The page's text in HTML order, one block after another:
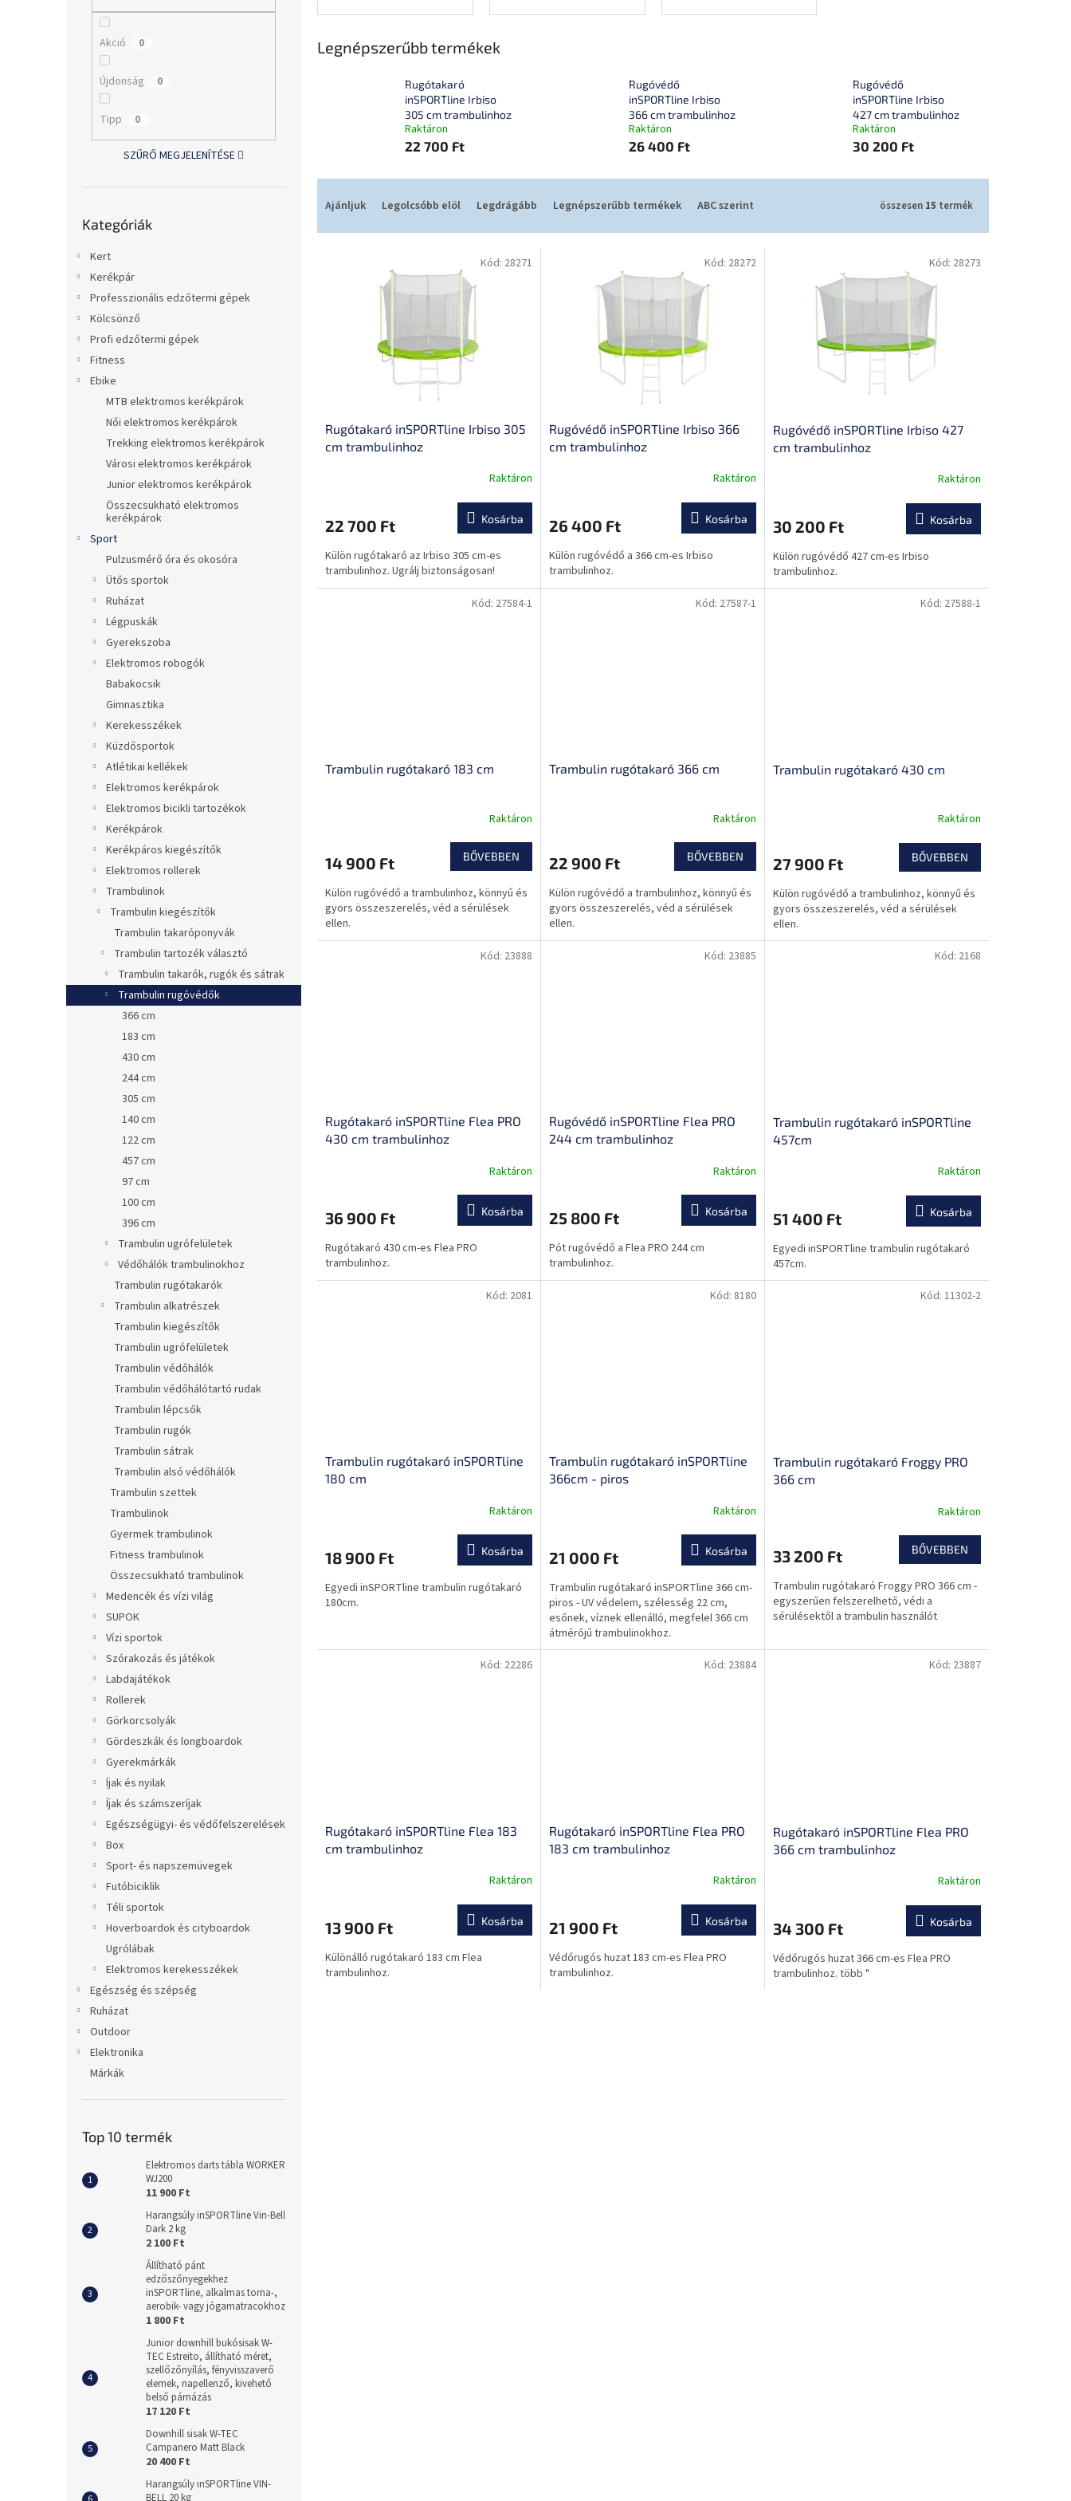
Akció 0
Újdonság 0
Tipp 0
SZŰRŐ MEGJELENÍTÉSE
átugrása
Kategóriák
Kert
Kerékpár
Professzionális edzőtermi gépek
Kölcsönző
Profi edzőtermi gépek
Fitness
Ebike
MTB elektromos kerékpárok
Női elektromos kerékpárok
Trekking elektromos kerékpárok
Városi elektromos kerékpárok
Junior elektromos kerékpárok
Összecsukható elektromos
kerékpárok
Sport
Pulzusmérő óra és okosóra
Ütős sportok
Ruházat
Légpuskák
Gyerekszoba
Elektromos robogók
Babakocsik
Gimnasztika
Kerekesszékek
Küzdősportok
Atlétikai kellékek
Elektromos kerékpárok
Elektromos bicikli tartozékok
Kerékpárok
Kerékpáros kiegészítők
Elektromos rollerek
Trambulinok
Trambulin kiegészítők
Trambulin takaróponyvák
Trambulin tartozék választó
Trambulin takarók, rugók és sátrak
Trambulin rugóvédők
366 cm
183 cm
430 cm
244 cm
305 cm
140 cm
122 cm
457 cm
97 cm
100 cm
396 cm
Trambulin ugrófelületek
Védőhálók trambulinokhoz
Trambulin rugótakarók
Trambulin alkatrészek
Trambulin kiegészítők
Trambulin ugrófelületek
Trambulin védőhálók
Trambulin védőhálótartó rudak
Trambulin lépcsők
Trambulin rugók
Trambulin sátrak
Trambulin alsó védőhálók
Trambulin szettek
Trambulinok
Gyermek trambulinok
Fitness trambulinok
Összecsukható trambulinok
Medencék és vízi világ
SUPOK
Vízi sportok
Szórakozás és játékok
Labdajátékok
Rollerek
Görkorcsolyák
Gördeszkák és longboardok
Gyerekmárkák
Íjak és nyilak
Íjak és számszeríjak
Egészségügyi- és védőfelszerelések
Box
Sport- és napszemüvegek
Futóbiciklik
Téli sportok
Hoverboardok és cityboardok
Ugrólábak
Elektromos kerekesszékek
Egészség és szépség
Ruházat
Outdoor
Elektronika
Márkák
Top 10 termék
Elektromos darts tábla WORKER
WJ200
11 900 Ft
Harangsúly inSPORTline Vin-Bell
Dark 2 kg
2 100 Ft
Állítható pánt
edzőszőnyegekhez
inSPORTline, alkalmas torna-,
aerobik- vagy jógamatracokhoz
1 800 Ft
Junior downhill bukósisak W-
TEC Estreito, állítható méret,
szellőzőnyílás, fényvisszaverő
elemek, napellenző, kivehető
belső párnázás
17 120 Ft
Downhill sisak W-TEC
Campanero Matt Black
20 400 Ft
Harangsúly inSPORTline VIN-
BELL 20 kg
Legnépszerűbb termékek
Rugótakaró
inSPORTline Irbiso
305 cm trambulinhoz
Raktáron
22 700 Ft
Rugóvédő
inSPORTline Irbiso
366 cm trambulinhoz
Raktáron
26 400 Ft
Rugóvédő
inSPORTline Irbiso
427 cm trambulinhoz
Raktáron
30 200 Ft
Ajánljuk Legolcsóbb elöl Legdrágább Legnépszerűbb termékek ABC szerint összesen 15 termék
Rugótakaró inSPORTline Irbiso 305
cm trambulinhoz
Raktáron
22 700 Ft Kosárba
Külön rugótakaró az Irbiso 305 cm-es
trambulinhoz. Ugrálj biztonságosan!
Kód: 28271
Rugóvédő inSPORTline Irbiso 366
cm trambulinhoz
Raktáron
26 400 Ft Kosárba
Külön rugóvédő a 366 cm-es Irbiso
trambulinhoz.
Kód: 28272
Rugóvédő inSPORTline Irbiso 427
cm trambulinhoz
Raktáron
30 200 Ft Kosárba
Külön rugóvédő 427 cm-es Irbiso
trambulinhoz.
Kód: 28273
Trambulin rugótakaró 183 cm
Raktáron
14 900 Ft BŐVEBBEN
Külön rugóvédő a trambulinhoz, könnyű és
gyors összeszerelés, véd a sérülések
ellen.
Kód: 27584-1
Trambulin rugótakaró 366 cm
Raktáron
22 900 Ft BŐVEBBEN
Külön rugóvédő a trambulinhoz, könnyű és
gyors összeszerelés, véd a sérülések
ellen.
Kód: 27587-1
Trambulin rugótakaró 430 cm
Raktáron
27 900 Ft BŐVEBBEN
Külön rugóvédő a trambulinhoz, könnyű és
gyors összeszerelés, véd a sérülések
ellen.
Kód: 27588-1
Rugótakaró inSPORTline Flea PRO
430 cm trambulinhoz
Raktáron
36 900 Ft Kosárba
Rugótakaró 430 cm-es Flea PRO
trambulinhoz.
Kód: 23888
Rugóvédő inSPORTline Flea PRO
244 cm trambulinhoz
Raktáron
25 800 Ft Kosárba
Pót rugóvédő a Flea PRO 244 cm
trambulinhoz.
Kód: 23885
Trambulin rugótakaró inSPORTline
457cm
értékelése
ből
0,0
csillag.
Raktáron
51 400 Ft Kosárba
Egyedi inSPORTline trambulin rugótakaró
457cm.
Kód: 2168
Trambulin rugótakaró inSPORTline
180 cm
értékelése
ből
0,0
Raktáron
18 900 Ft Kosárba
Egyedi inSPORTline trambulin rugótakaró
180cm.
Kód: 2081
Trambulin rugótakaró inSPORTline
366cm - piros
értékelése
ből
0,0
csillag.
Raktáron
21 000 Ft Kosárba
Trambulin rugótakaró inSPORTline 366 cm-
piros - UV védelem, szélesség 22 cm,
esőnek, víznek ellenálló, megfelel 366 cm
átmérőjű trambulinokhoz.
Kód: 8180
Trambulin rugótakaró Froggy PRO
366 cm
Raktáron
33 200 Ft BŐVEBBEN
Trambulin rugótakaró Froggy PRO 366 cm -
egyszerűen felszerelhető, védi a
sérülésektől a trambulin használót
Kód: 11302-2
Rugótakaró inSPORTline Flea 183
cm trambulinhoz
Raktáron
13 900 Ft Kosárba
Különálló rugótakaró 183 cm Flea
trambulinhoz.
Kód: 22286
Rugótakaró inSPORTline Flea PRO
183 cm trambulinhoz
Raktáron
21 900 Ft Kosárba
Védőrugós huzat 183 cm-es Flea PRO
trambulinhoz.
Kód: 23884
Rugótakaró inSPORTline Flea PRO
366 cm trambulinhoz
Raktáron
34 300 Ft Kosárba
Védőrugós huzat 366 cm-es Flea PRO
trambulinhoz. több "
Kód: 23887